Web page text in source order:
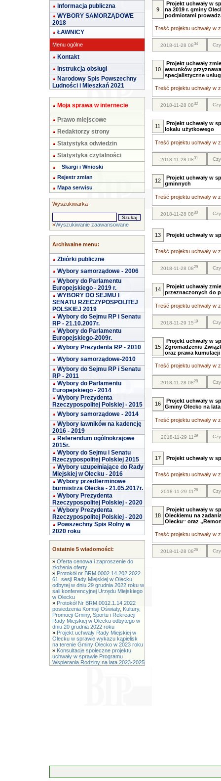
Informacja publiczna
WYBORY SAMORZĄDOWE
2018
ŁAWNICY
Menu ogólne
Kontakt
Instrukcja obsługi
Narodowy Spis Powszechny
Ludności i Mieszkań 2021
Moja sprawa w internecie
Prawo miejscowe
Redaktorzy strony
Statystyka odwiedzin
Statystyka czytalności
Skargi i Wnioski
Rejestr zmian
Mapa serwisu
Wyszukiwarka
»Wyszukiwanie zaawansowane
Archiwalne menu:
Zbiórki publiczne
Wybory samorządowe - 2006
Wybory do Parlamentu
Europejskiego - 2019 r.
WYBORY DO SEJMU I
SENATU RZECZYPOSPOLITEJ
POLSKIEJ 2019
Wybory do Sejmu RP i Senatu
RP - 21.10.2007r.
Wybory do Parlamentu
Europejskiego-2009r.
Wybory Prezydenta RP - 2010
Wybory samorządowe-2010
Wybory do Sejmu RP i Senatu
RP - 2011
Wybory do Parlamentu
Europejskiego - 2014
Wybory Prezydenta
Rzeczypospolitej Polskiej - 2015
Wybory samorządowe - 2014
Wybory ławników na kadencję
2016 - 2019
Referendum ogólnokrajowe
2015r.
Wybory do Sejmu i Senatu
Rzeczypospolitej Polskiej 2015
Wybory uzupełniające do Rady
Miejskiej w Olecku - 2016
Wybory przedterminowe
burmistrza Olecka - 21.05.2017r.
Wybory Prezydenta
Rzeczypospolitej Polskiej - 2020
Wybory Prezydenta
Rzeczypospolitej Polskiej - 2020
Powszechny Spis Rolny w
2020 roku
Ostatnie 5 wiadomości:
» Oferta cenowa i zaproszenie do
złożenia oferty
» Protokół nr BRM.0002.14.202.2022
61. sesji Rady Miejskiej w Olecku
odbytej w dniu 29 grudnia 2022 roku w
sali konferencyjnej Urzędu Miejskiego
w Olecku
» Protokół Nr BRM.0012.1.14.2022
posiedzenia Komisji Oświaty, Kultury,
Promocji Gminy, Sportu i Rekreacji
Rady Miejskiej w Olecku odbytego w
dniu 20 grudnia 2022 roku
» Projekt uchwały Rady Miejskiej w
Olecku w sprawie wykazu kąpielisk
na terenie Gminy Olecko w 2023 roku
» Konsultacje społeczne projektu
uchwały w sprawie Programu
Wspierania Rodziny na lata 2023-2025
9
Projekt uchwały w
na 2019 r. gminy
podmiotami
Treść projektu uchwały w
2018-11-28 0834
10
Projekt uchwały
warunków
specjalistyczne
Treść projektu uchwały w
2018-11-28 0832
11
Projekt uchwały w
lokalu użytkowego
Treść projektu uchwały w
2018-11-28 0831
12
Projekt uchwały w
gminnych
Treść projektu uchwały w
2018-11-28 0830
13 Projekt uchwały w
Treść projektu uchwały w
2018-11-28 0829
14
Projekt uchwały
przeznaczonych do
Treść projektu uchwały w
2018-11-29 1519
15
Projekt uchwały w
Zgromadzeniu
oraz prawa kumulacji
Treść projektu uchwały w
2018-11-28 0828
16
Projekt uchwały w
Gminy Olecko na lata
Treść projektu uchwały w
2018-11-29 1129
17 Projekt uchwały w
Treść projektu uchwały w
2018-11-29 1126
18
Projekt uchwały w
Oleckiemu na
Oleckuˮ oraz
Treść projektu uchwały w
2018-11-28 0826